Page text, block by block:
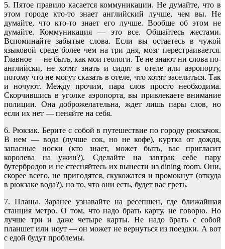
5. Пятое правило касается коммуникации. Не думайте, что в
этом городе кто-то знает английский лучше, чем вы. Не
думайте, что кто-то знает его лучше. Вообще об этом не
думайте. Коммуникация ― это все. Общайтесь жестами.
Вспоминайте забытые слова. Если вы остаетесь в чужой
языковой среде более чем на три дня, мозг перестраивается.
Главное ― не быть, как мои геологи. Те не знают ни слова по-
английски, не хотят знать и сидят в отеле или аэропорту,
потому что не могут сказать в отеле, что хотят заселиться. Так
и ночуют. Между прочим, пара слов просто необходима.
Скорчившись в уголке аэропорта, вы привлекаете внимание
полиции. Она доброжелательна, ждет лишь пары слов, но
если их нет ― пеняйте на себя.
6. Рюкзак. Берите с собой в путешествие по городу рюкзачок.
В нем ― вода (лучше сок, но не кофе), куртка от дождя,
запасные носки (кто знает, может быть, вас пригласит
королева на ужин?). Сделайте на завтрак себе пару
бутербродов и не стесняйтесь их вынести из dining room. Они,
скорее всего, не пригодятся, скукожатся и промокнут (откуда
в рюкзаке вода?), но то, что они есть, будет вас греть.
7. Планы. Заранее узнавайте на ресепшен, где ближайшая
станция метро. О том, что надо брать карту, не говорю. Но
лучше три и даже четыре карты. Не надо брать с собой
планшет или ноут ― он может не вернуться из поездки. А вот
с едой будут проблемы.